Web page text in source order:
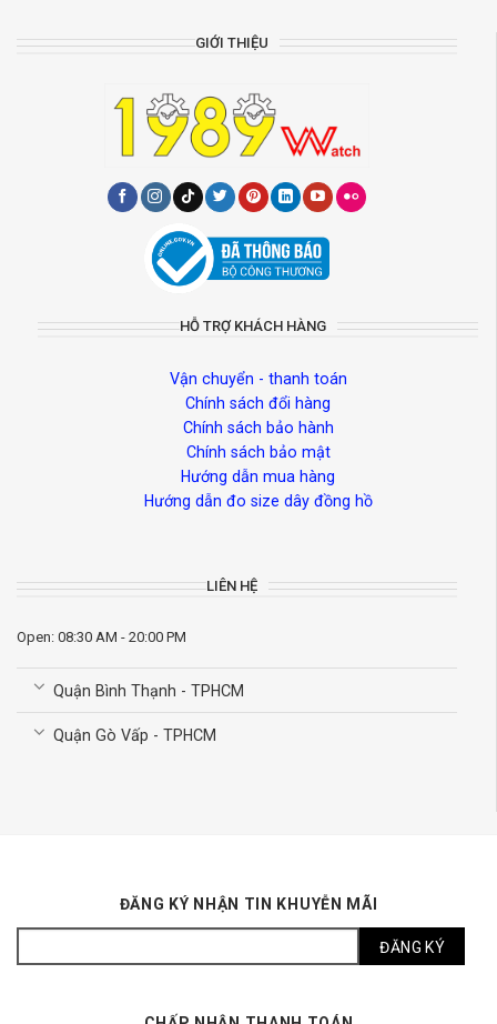
GIỚI THIỆU
HỖ TRỢ KHÁCH HÀNG
Vận chuyển - thanh toán
Chính sách đổi hàng
Chính sách bảo hành
Chính sách bảo mật
Hướng dẫn mua hàng
Hướng dẫn đo size dây đồng hồ
LIÊN HỆ
Open: 08:30 AM - 20:00 PM
Quận Bình Thạnh - TPHCM
Quận Gò Vấp - TPHCM
ĐĂNG KÝ NHẬN TIN KHUYỄN MÃI